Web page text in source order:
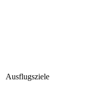
Ausflugsziele